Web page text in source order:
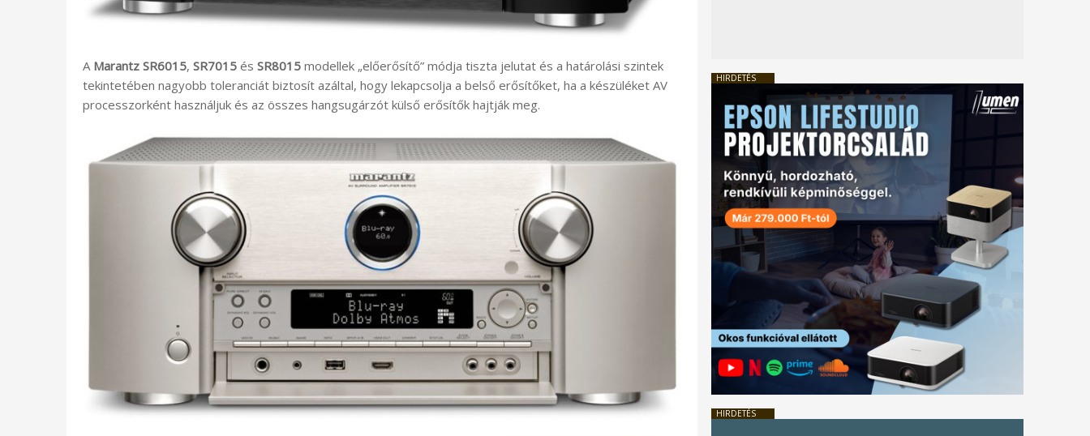
A Marantz SR6015, SR7015 és SR8015 modellek „előerősítő” módja tiszta jelutat és a határolási szintek
tekintetében nagyobb toleranciát biztosít azáltal, hogy lekapcsolja a belső erősítőket, ha a készüléket AV
processzorként használjuk és az összes hangsugárzót külső erősítők hajtják meg.
HIRDETÉS
HIRDETÉS